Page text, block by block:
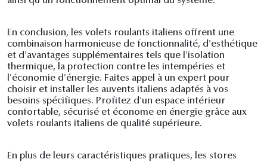
En conclusion, les volets roulants italiens offrent une
combinaison harmonieuse de fonctionnalité, d'esthétique
et d'avantages supplémentaires tels que l'isolation
thermique, la protection contre les intempéries et
l'économie d'énergie. Faites appel à un expert pour
choisir et installer les auvents italiens adaptés à vos
besoins spécifiques. Profitez d'un espace intérieur
confortable, sécurisé et économe en énergie grâce aux
volets roulants italiens de qualité supérieure.
En plus de leurs caractéristiques pratiques, les stores